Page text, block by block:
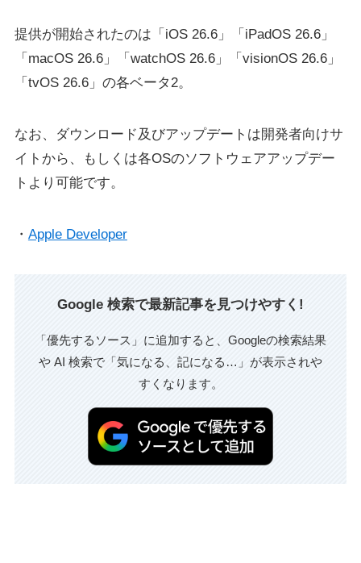
提供が開始されたのは「iOS 26.6」「iPadOS 26.6」
「macOS 26.6」「watchOS 26.6」「visionOS 26.6」
「tvOS 26.6」の各ベータ2。
なお、ダウンロード及びアップデートは開発者向けサ
イトから、もしくは各OSのソフトウェアアップデー
トより可能です。
・ Apple Developer
Google 検索で最新記事を見つけやすく!
「優先するソース」に追加すると、Googleの検索結果
や AI 検索で「気になる、記になる…」が表示されや
すくなります。